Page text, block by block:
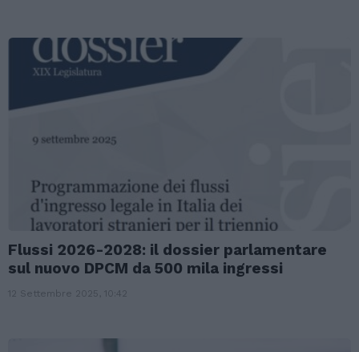
Flussi 2026-2028: il dossier parlamentare
sul nuovo DPCM da 500 mila ingressi
12 Settembre 2025, 10:42